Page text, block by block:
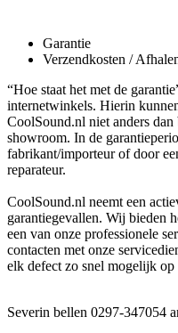
Garantie
Verzendkosten /
“Hoe staat het met de
internetwinkels. Hierin
CoolSound.nl niet anders
showroom. In de
fabrikant/importeur of door
reparateur.
CoolSound.nl neemt een
garantiegevallen. Wij bieden
een van onze professionele
contacten met onze
elk defect zo snel mogelijk op
Severin bellen 0297-347054